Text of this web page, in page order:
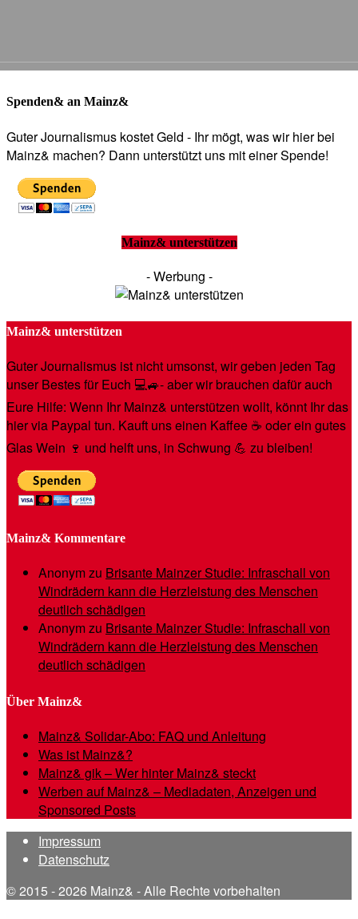
Spenden& an Mainz&
Guter Journalismus kostet Geld - Ihr mögt, was wir hier bei
Mainz& machen? Dann unterstützt uns mit einer Spende!
Mainz& unterstützen
- Werbung -
Mainz& unterstützen
Guter Journalismus ist nicht umsonst, wir geben jeden Tag
unser Bestes für Euch 💻🚙- aber wir brauchen dafür auch
Eure Hilfe: Wenn Ihr Mainz& unterstützen wollt, könnt Ihr das
hier via Paypal tun. Kauft uns einen Kaffee ☕️ oder ein gutes
Glas Wein 🍷 und helft uns, in Schwung 💪 zu bleiben!
Mainz& Kommentare
Anonymzu Brisante Mainzer Studie: Infraschall von
Windrädern kann die Herzleistung des Menschen
deutlich schädigen
Anonymzu Brisante Mainzer Studie: Infraschall von
Windrädern kann die Herzleistung des Menschen
deutlich schädigen
Über Mainz&
Mainz& Solidar-Abo: FAQ und Anleitung
Was ist Mainz&?
Mainz& gik – Wer hinter Mainz& steckt
Werben auf Mainz& – Mediadaten, Anzeigen und
Sponsored Posts
Impressum
Datenschutz
© 2015 - 2026 Mainz& - Alle Rechte vorbehalten